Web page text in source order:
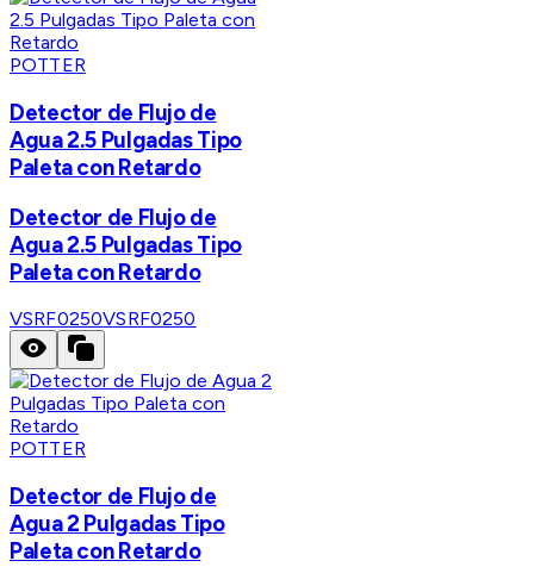
POTTER
Detector de Flujo de
Agua 2.5 Pulgadas Tipo
Paleta con Retardo
Detector de Flujo de
Agua 2.5 Pulgadas Tipo
Paleta con Retardo
VSRF0250VSRF0250
POTTER
Detector de Flujo de
Agua 2 Pulgadas Tipo
Paleta con Retardo